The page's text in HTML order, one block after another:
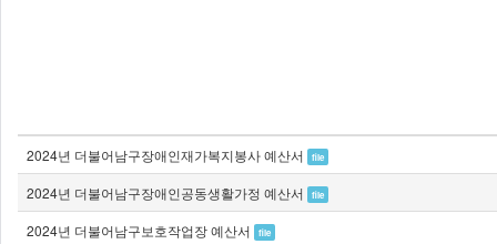
2024년 더불어남구장애인재가복지봉사 예산서 file
2024년 더불어남구장애인공동생활가정 예산서 file
2024년 더불어남구보호작업장 예산서 file